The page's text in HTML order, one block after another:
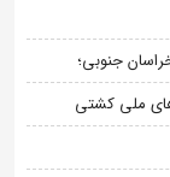
جنوبی؛
ملی کشتی